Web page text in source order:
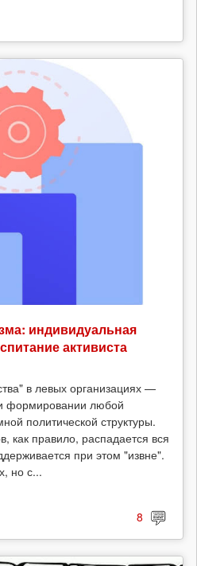
индивидуальная
активиста
в левых организациях —
формировании любой
политической структуры.
как правило, распадается вся
при этом "извне".
но с...
8